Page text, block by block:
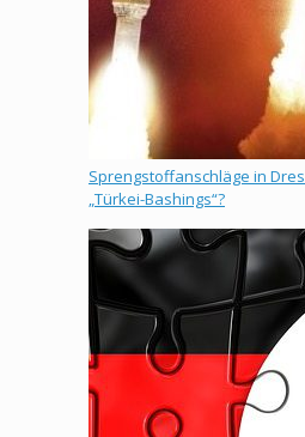
Sprengstoffanschläge in
„Türkei-Bashings“?